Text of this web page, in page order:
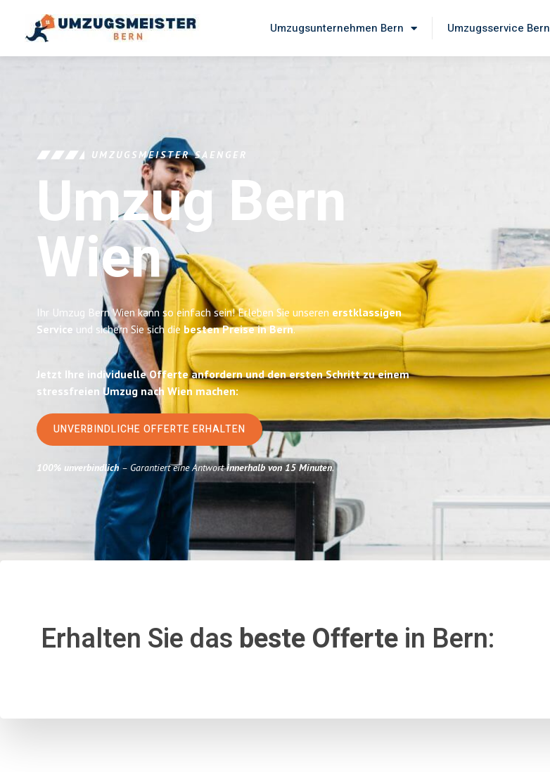
Umzugsunternehmen Bern Umzugsservice Bern
UMZUGSMEISTER SAENGER
Umzug Bern
Wien
Ihr Umzug Bern Wien kann so einfach sein! Erleben Sie unseren erstklassigen
Service und sichern Sie sich die besten Preise in Bern.
Jetzt Ihre individuelle Offerte anfordern und den ersten Schritt zu einem
stressfreien Umzug nach Wien machen:
UNVERBINDLICHE OFFERTE ERHALTEN
100% unverbindlich– Garantiert eine Antwortinnerhalb von 15 Minuten.
Erhalten Sie das beste Offertein Bern: